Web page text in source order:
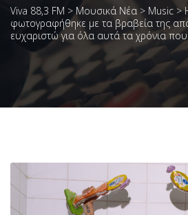
Viva 88,3 FM > Μουσικά Νέα > Music >
φωτογραφήθηκε με τα βραβεία της
ευχαριστώ για όλα αυτά τα χρόνια που